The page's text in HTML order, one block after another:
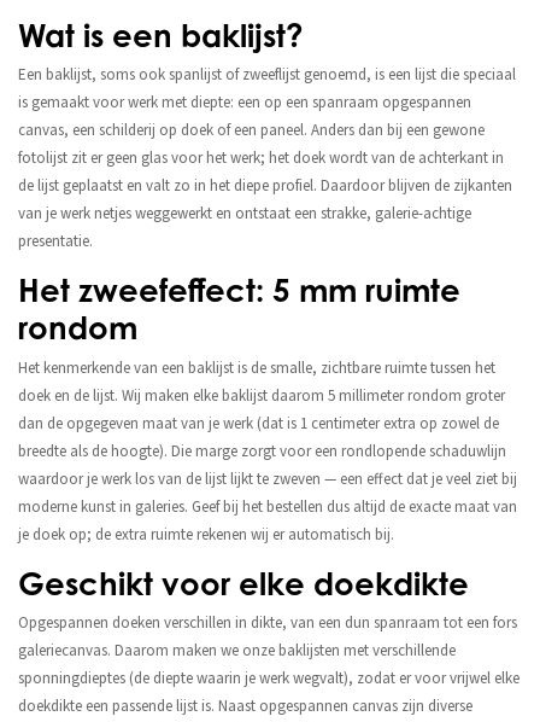
Wat is een baklijst?
Een baklijst, soms ook spanlijst of zweeflijst genoemd, is een lijst die speciaal
is gemaakt voor werk met diepte: een op een spanraam opgespannen
canvas, een schilderij op doek of een paneel. Anders dan bij een gewone
fotolijst zit er geen glas voor het werk; het doek wordt van de achterkant in
de lijst geplaatst en valt zo in het diepe profiel. Daardoor blijven de zijkanten
van je werk netjes weggewerkt en ontstaat een strakke, galerie-achtige
presentatie.
Het zweefeffect: 5 mm ruimte
rondom
Het kenmerkende van een baklijst is de smalle, zichtbare ruimte tussen het
doek en de lijst. Wij maken elke baklijst daarom 5 millimeter rondom groter
dan de opgegeven maat van je werk (dat is 1 centimeter extra op zowel de
breedte als de hoogte). Die marge zorgt voor een rondlopende schaduwlijn
waardoor je werk los van de lijst lijkt te zweven — een effect dat je veel ziet bij
moderne kunst in galeries. Geef bij het bestellen dus altijd de exacte maat van
je doek op; de extra ruimte rekenen wij er automatisch bij.
Geschikt voor elke doekdikte
Opgespannen doeken verschillen in dikte, van een dun spanraam tot een fors
galeriecanvas. Daarom maken we onze baklijsten met verschillende
sponningdieptes (de diepte waarin je werk wegvalt), zodat er voor vrijwel elke
doekdikte een passende lijst is. Naast opgespannen canvas zijn diverse